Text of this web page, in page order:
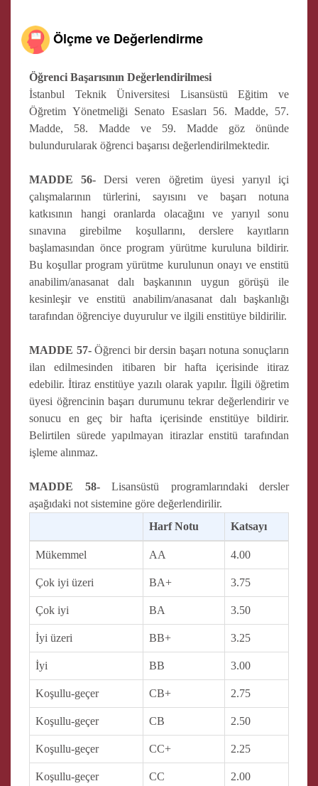
Ölçme ve Değerlendirme
Öğrenci Başarısının Değerlendirilmesi
İstanbul Teknik Üniversitesi Lisansüstü Eğitim ve
Öğretim Yönetmeliği Senato Esasları 56. Madde, 57.
Madde, 58. Madde ve 59. Madde göz önünde
bulundurularak öğrenci başarısı değerlendirilmektedir.
MADDE 56- Dersi veren öğretim üyesi yarıyıl içi
çalışmalarının türlerini, sayısını ve başarı notuna
katkısının hangi oranlarda olacağını ve yarıyıl sonu
sınavına girebilme koşullarını, derslere kayıtların
başlamasından önce program yürütme kuruluna bildirir.
Bu koşullar program yürütme kurulunun onayı ve enstitü
anabilim/anasanat dalı başkanının uygun görüşü ile
kesinleşir ve enstitü anabilim/anasanat dalı başkanlığı
tarafından öğrenciye duyurulur ve ilgili enstitüye bildirilir.
MADDE 57-Öğrenci bir dersin başarı notuna sonuçların
ilan edilmesinden itibaren bir hafta içerisinde itiraz
edebilir. İtiraz enstitüye yazılı olarak yapılır. İlgili öğretim
üyesi öğrencinin başarı durumunu tekrar değerlendirir ve
sonucu en geç bir hafta içerisinde enstitüye bildirir.
Belirtilen sürede yapılmayan itirazlar enstitü tarafından
işleme alınmaz.
MADDE 58-Lisansüstü programlarındaki dersler
aşağıdaki not sistemine göre değerlendirilir.
Harf Notu
Katsayı
Mükemmel AA 4.00
Çok iyi üzeri BA+ 3.75
Çok iyi BA 3.50
İyi üzeri BB+ 3.25
İyi BB 3.00
Koşullu-geçer CB+ 2.75
Koşullu-geçer CB 2.50
Koşullu-geçer CC+ 2.25
Koşullu-geçer CC 2.00